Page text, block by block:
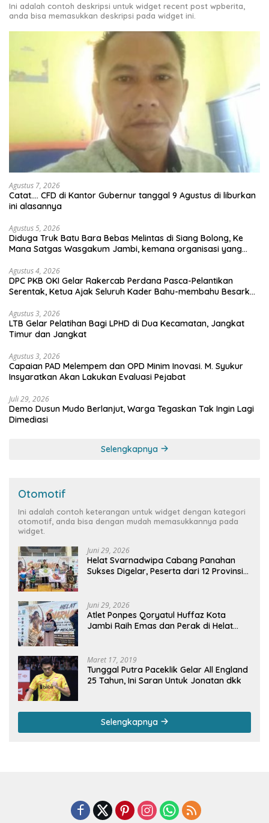
Ini adalah contoh deskripsi untuk widget recent post wpberita,
anda bisa memasukkan deskripsi pada widget ini.
Agustus 7, 2026
Catat…. CFD di Kantor Gubernur tanggal 9 Agustus di liburkan
ini alasannya
Agustus 5, 2026
Diduga Truk Batu Bara Bebas Melintas di Siang Bolong, Ke
Mana Satgas Wasgakum Jambi, kemana organisasi yang
Agustus 4, 2026
DPC PKB OKI Gelar Rakercab Perdana Pasca-Pelantikan
Serentak, Ketua Ajak Seluruh Kader Bahu-membahu Besarkan
Agustus 3, 2026
LTB Gelar Pelatihan Bagi LPHD di Dua Kecamatan, Jangkat
Timur dan Jangkat
Agustus 3, 2026
Capaian PAD Melempem dan OPD Minim Inovasi. M. Syukur
Insyaratkan Akan Lakukan Evaluasi Pejabat
Juli 29, 2026
Demo Dusun Mudo Berlanjut, Warga Tegaskan Tak Ingin Lagi
Dimediasi
Selengkapnya
Otomotif
Ini adalah contoh keterangan untuk widget dengan kategori
otomotif, anda bisa dengan mudah memasukkannya pada
widget.
Juni 29, 2026
Helat Svarnadwipa Cabang Panahan
Sukses Digelar, Peserta dari 12 Provinsi
Juni 29, 2026
Atlet Ponpes Qoryatul Huffaz Kota
Jambi Raih Emas dan Perak di Helat
Maret 17, 2019
Tunggal Putra Paceklik Gelar All England
25 Tahun, Ini Saran Untuk Jonatan dkk
Selengkapnya